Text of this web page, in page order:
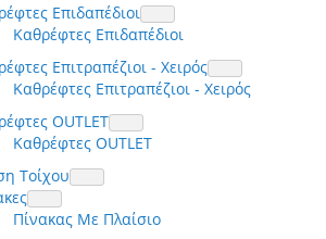
Επιδαπέδιοι
Καθρέφτες Επιδαπέδιοι
Επιτραπέζιοι - Χειρός
Καθρέφτες Επιτραπέζιοι - Χειρός
OUTLET
Καθρέφτες OUTLET
Τοίχου
Πίνακας Με Πλαίσιο